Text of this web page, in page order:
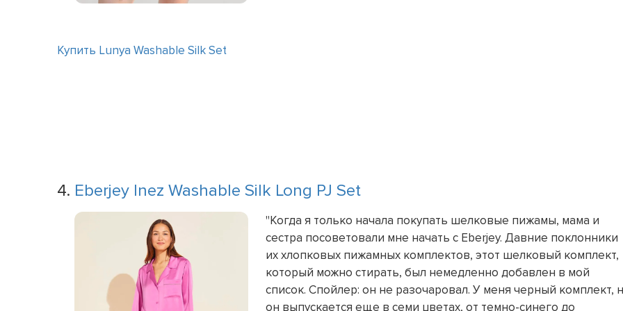
Купить Lunya Washable Silk Set
4. Eberjey Inez Washable Silk Long PJ Set
"Когда я только начала покупать шелковые пижамы, мама и
сестра посоветовали мне начать с Eberjey. Давние поклонники
их хлопковых пижамных комплектов, этот шелковый комплект,
который можно стирать, был немедленно добавлен в мой
список. Спойлер: он не разочаровал. У меня черный комплект,
он выпускается еще в семи цветах, от темно-синего до